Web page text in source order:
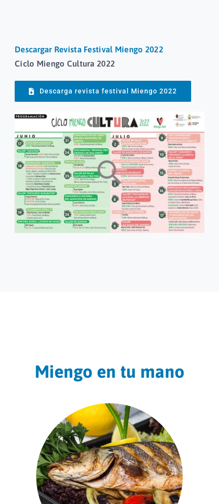
Sede Electrónica
Enlaces
Contacto
Descargar Revista Festival Miengo 2022
Ciclo Miengo Cultura 2022
Descarga revista festival Miengo 2022
Miengo en tu mano